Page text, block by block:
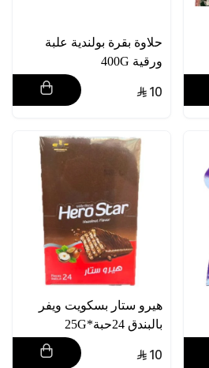
حلاوة بقرة بولندية علبة
ورقية 400G
10
هيرو ستار بسكويت ويفر
بالبندق 24حبة*25G
10